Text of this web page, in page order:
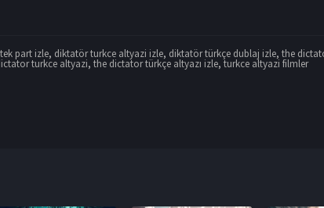
part izle, diktatör turkce altyazi izle, diktatör türkçe dublaj izle,the
turkce altyazi,the dictator türkçe altyazı izle,turkce altyazi filmler